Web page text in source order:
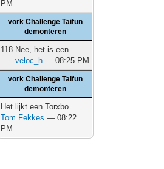
PM
vork Challenge Taifun
demonteren
118 Nee, het is een...
veloc_h — 08:25 PM
vork Challenge Taifun
demonteren
Het lijkt een Torxbo...
Tom Fekkes — 08:22
PM